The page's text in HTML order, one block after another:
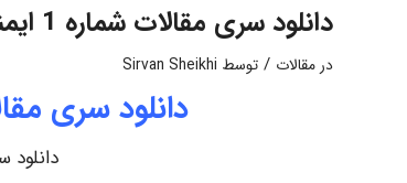
دانلود سری مقالات شماره 1 ایمنی و بهداشت حرفه ای
در مقالات / توسط Sirvan Sheikhi
دانلود سری مقالات شماره 1
دانلود سری